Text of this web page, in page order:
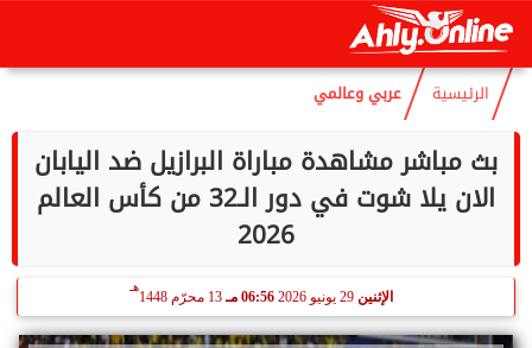
السبت
الرئيسية عربي وعالمي
بث مباشر مشاهدة مباراة البرازيل ضد اليابان
الان يلا شوت في دور الـ32 من كأس العالم
2026
الإثنين 06:56 مـ 13 محرّم 1448
هـ